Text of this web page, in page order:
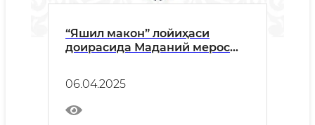
“Яшил макон” лойиҳаси
доирасида Маданий мерос
06.04.2025